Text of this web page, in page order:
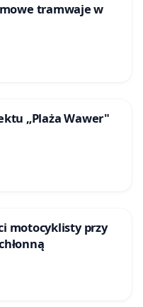
tramwaje w
„Plaża Wawer"
motocyklisty przy